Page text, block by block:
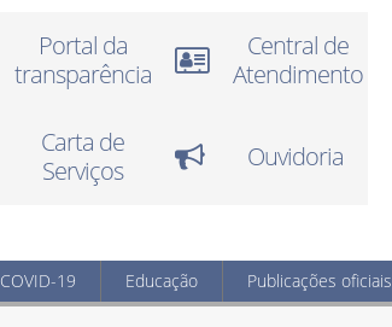
Portal da
transparência
Central de
Atendimento
Carta de
Serviços
Ouvidoria
COVID-19 Educação Publicações oficiais